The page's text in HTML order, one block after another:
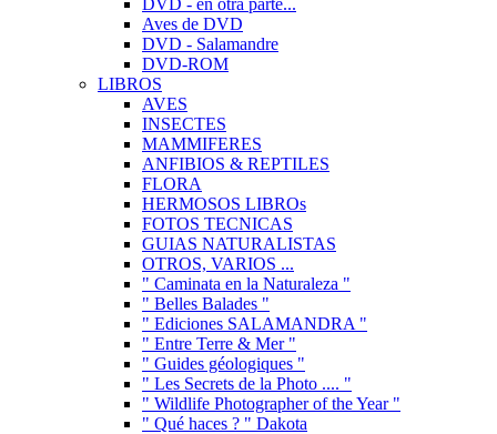
DVD - en otra parte...
Aves de DVD
DVD - Salamandre
DVD-ROM
LIBROS
AVES
INSECTES
MAMMIFERES
ANFIBIOS & REPTILES
FLORA
HERMOSOS LIBROs
FOTOS TECNICAS
GUIAS NATURALISTAS
OTROS, VARIOS ...
" Caminata en la Naturaleza "
" Belles Balades "
" Ediciones SALAMANDRA "
" Entre Terre & Mer "
" Guides géologiques "
" Les Secrets de la Photo .... "
" Wildlife Photographer of the Year "
" Qué haces ? " Dakota